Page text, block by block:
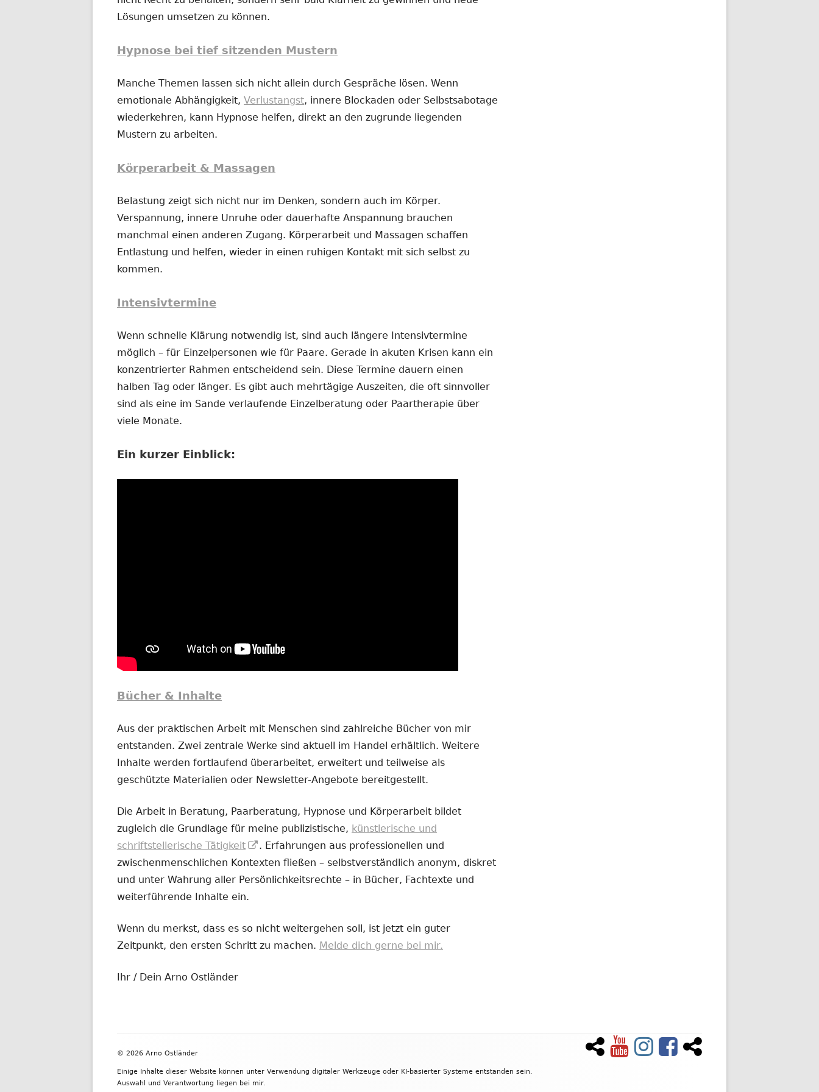
Lösungen umsetzen zu können.
Hypnose bei tief sitzenden Mustern
Manche Themen lassen sich nicht allein durch Gespräche lösen. Wenn
emotionale Abhängigkeit, Verlustangst, innere Blockaden oder Selbstsabotage
wiederkehren, kann Hypnose helfen, direkt an den zugrunde liegenden
Mustern zu arbeiten.
Körperarbeit & Massagen
Belastung zeigt sich nicht nur im Denken, sondern auch im Körper.
Verspannung, innere Unruhe oder dauerhafte Anspannung brauchen
manchmal einen anderen Zugang. Körperarbeit und Massagen schaffen
Entlastung und helfen, wieder in einen ruhigen Kontakt mit sich selbst zu
kommen.
Intensivtermine
Wenn schnelle Klärung notwendig ist, sind auch längere Intensivtermine
möglich – für Einzelpersonen wie für Paare. Gerade in akuten Krisen kann ein
konzentrierter Rahmen entscheidend sein. Diese Termine dauern einen
halben Tag oder länger. Es gibt auch mehrtägige Auszeiten, die oft sinnvoller
sind als eine im Sande verlaufende Einzelberatung oder Paartherapie über
viele Monate.
Ein kurzer Einblick:
Bücher & Inhalte
Aus der praktischen Arbeit mit Menschen sind zahlreiche Bücher von mir
entstanden. Zwei zentrale Werke sind aktuell im Handel erhältlich. Weitere
Inhalte werden fortlaufend überarbeitet, erweitert und teilweise als
geschützte Materialien oder Newsletter-Angebote bereitgestellt.
Die Arbeit in Beratung, Paarberatung, Hypnose und Körperarbeit bildet
zugleich die Grundlage für meine publizistische, künstlerische und
schriftstellerische Tätigkeit
In
neuem
Fenster
. Erfahrungen aus professionellen und
zwischenmenschlichen Kontexten fließen – selbstverständlich anonym, diskret
und unter Wahrung aller Persönlichkeitsrechte – in Bücher, Fachtexte und
weiterführende Inhalte ein.
Wenn du merkst, dass es so nicht weitergehen soll, ist jetzt ein guter
Zeitpunkt, den ersten Schritt zu machen. Melde dich gerne bei mir.
Ihr / Dein Arno Ostländer
Inhalt
© 2026 Arno Ostländer
Einige Inhalte dieser Website können unter Verwendung digitaler Werkzeuge oder KI-basierter Systeme entstanden sein.
Auswahl und Verantwortung liegen bei mir.
NewsletterYouTubeInstagramFacebookTiktok